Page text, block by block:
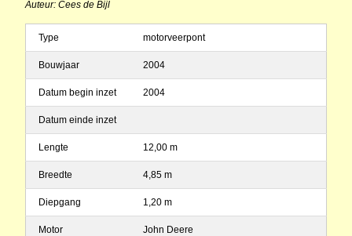
Auteur: Cees de Bijl
Type motorveerpont
Bouwjaar 2004
Datum begin inzet 2004
Datum einde inzet
Lengte 12,00 m
Breedte 4,85 m
Diepgang 1,20 m
Motor John Deere